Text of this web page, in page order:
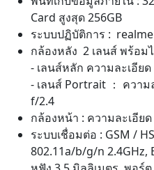
Card สูงสุด 256GB
ระบบปฏิบัติการ :
กล้องหลัง 2 เลนส์ พร้อม
- เลนส์หลัก ความละเอีย
- เลนส์ Portrait ： ความ
f/2.4
กล้องหน้า : ความละเอีย
ระบบเชื่อมต่อ : GSM /
802.11a/b/g/n 2.4GHz,